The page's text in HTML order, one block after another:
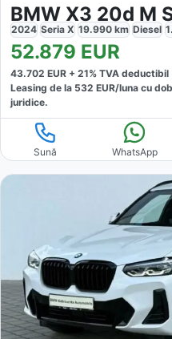
BMW X3 20d M
2024 Seria X 19.990 km Diesel
52.879 EUR
43.702 EUR + 21% TVA deductibil
Leasing de la 532 EUR/luna cu
juridice.
Sună WhatsApp